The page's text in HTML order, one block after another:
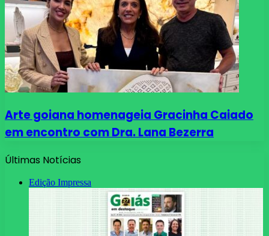
Arte goiana homenageia Gracinha Caiado
em encontro com Dra. Lana Bezerra
Últimas Notícias
Edição Impressa